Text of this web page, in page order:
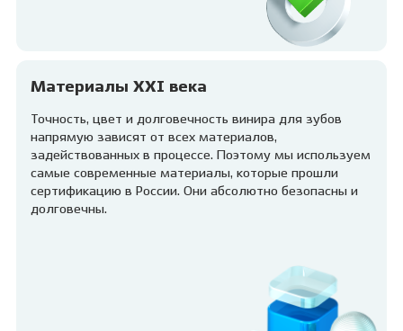
Материалы XXI века
Точность, цвет и долговечность винира для зубов
напрямую зависят от всех материалов,
задействованных в процессе. Поэтому мы используем
самые современные материалы, которые прошли
сертификацию в России. Они абсолютно безопасны и
долговечны.